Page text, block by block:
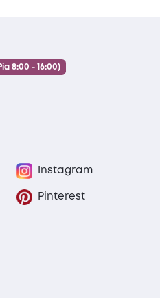
8:00 - 16:00)
Instagram
Pinterest